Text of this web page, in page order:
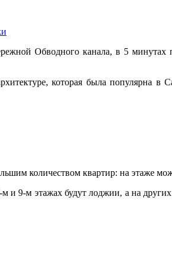
Обводного канала, в 5
которая была популярна в
количеством квартир: на этаже
и 9-м этажах будут лоджии, а на